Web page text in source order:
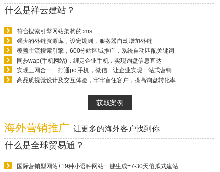
什么是祥云建站？
符合搜索引擎网站架构的cms
强大的外链资源库，设定规则，服务器自动增加外链
覆盖主流搜索引擎，600分站区域推广，系统自动匹配关键词
同步wap(手机网站)，绑定企业手机，实现询盘信息直达
实现三网合一，打通pc,手机，微信，让企业实现一站式营销
高品质视觉设计及交互体验，牢牢留住客户，提高询盘转化率
获取案例
海外营销推广 让更多的海外客户找到你
什么是全球贸易通？
国际营销型网站+19种小语种网站一键生成=7-30天傻瓜式建站